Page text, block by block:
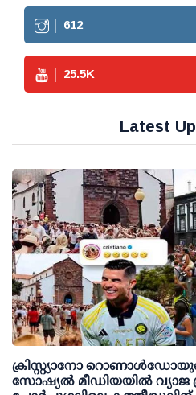
612
25.5K
Latest
ക്രിസ്റ്റ്യാനോ
സോഷ്യല്‍ മീഡിയയില്‍ വ്യാജ